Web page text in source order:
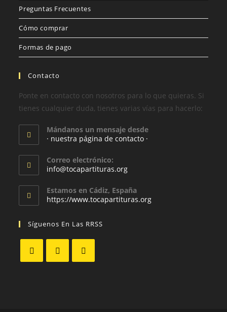
Preguntas Frecuentes
Cómo comprar
Formas de pago
Contacto
Ponte en contacto con nosotros para lo que quieras. Si
tienes cualquier duda, tienes varias vías para hacerlo:
Mándanos un mensaje desde
· nuestra página de contacto ·
Correo electrónico:
info@tocapartituras.org
Estamos en Cádiz, España
https://www.tocapartituras.org
Síguenos En Las RRSS